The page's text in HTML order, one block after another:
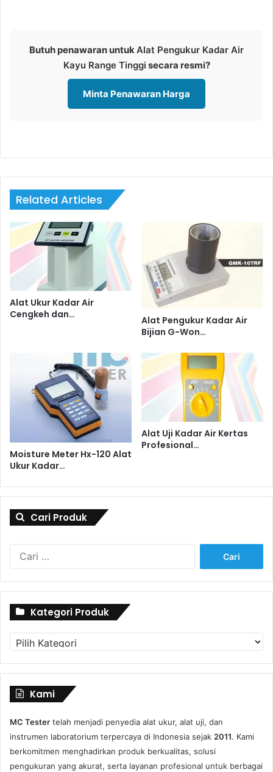
Butuh penawaran untuk Alat Pengukur Kadar Air
Kayu Range Tinggi secara resmi?
Minta Penawaran Harga
Related Articles
Alat Ukur Kadar Air
Cengkeh dan…
Alat Pengukur Kadar Air
Bijian G-Won…
Moisture Meter Hx-120 Alat
Ukur Kadar…
Alat Uji Kadar Air Kertas
Profesional…
Cari Produk
Kategori Produk
Kategori
Produk
Kami
MC Tester telah menjadi penyedia alat ukur, alat uji, dan
instrumen laboratorium terpercaya di Indonesia sejak 2011. Kami
berkomitmen menghadirkan produk berkualitas, solusi
pengukuran yang akurat, serta layanan profesional untuk berbagai